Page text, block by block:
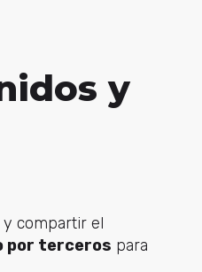
y
compartir el
por terceros para